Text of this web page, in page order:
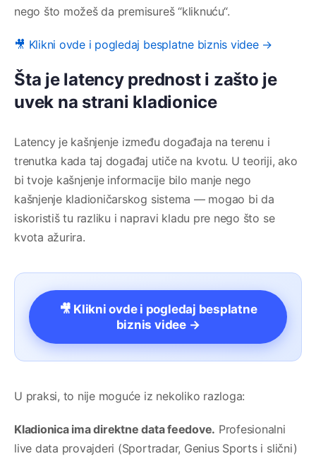
nego što možeš da premisureš “kliknuću“.
🎥 Klikni ovde i pogledaj besplatne biznis videe →
Šta je latency prednost i zašto je
uvek na strani kladionice
Latency je kašnjenje između događaja na terenu i
trenutka kada taj događaj utiče na kvotu. U teoriji, ako
bi tvoje kašnjenje informacije bilo manje nego
kašnjenje kladioničarskog sistema — mogao bi da
iskoristiš tu razliku i napravi kladu pre nego što se
kvota ažurira.
🎥 Klikni ovde i pogledaj besplatne
biznis videe →
U praksi, to nije moguće iz nekoliko razloga:
Kladionica ima direktne data feedove. Profesionalni
live data provajderi (Sportradar, Genius Sports i slični)